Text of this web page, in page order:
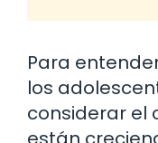
Para
los
considerar el